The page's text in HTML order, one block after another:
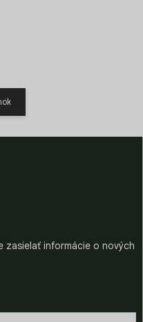
zasielať informácie o nových